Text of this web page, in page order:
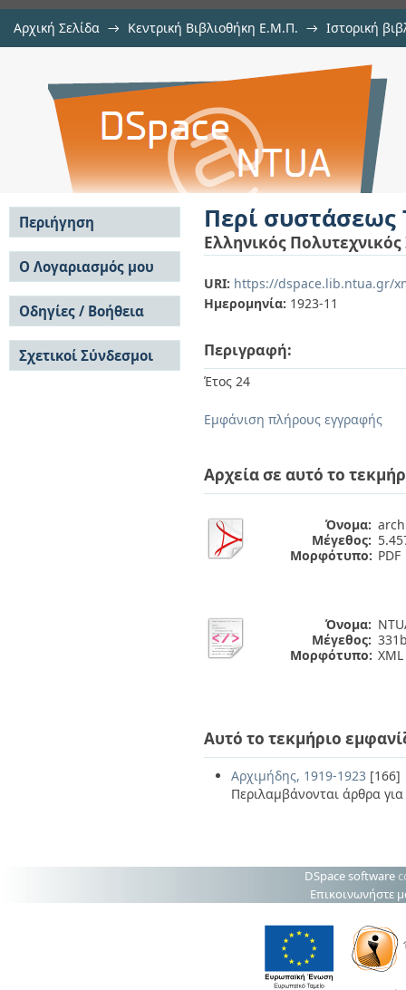
Αρχική Σελίδα → Κεντρική Βιβλιοθήκη Ε.Μ.Π. → Ιστορική
Περί συστάσεως Τεχνικού
Περί συστάσεως
Ελληνικός
URI: https://dspace.lib.ntua.gr/
Ημερομηνία: 1923-11
Περιγραφή:
Έτος 24
Εμφάνιση πλήρους εγγραφής
Αρχεία σε αυτό το
Όνομα:
Μέγεθος:
Μορφότυπο: PDF
Όνομα:
Μέγεθος:
Μορφότυπο: XML
Αυτό το τεκμήριο
Αρχιμήδης, 1919-1923 [166]
Περιλαμβάνονται άρθρα
Περιήγηση
Σε όλο το DSpace
Κοινότητες & Συλλογές
Ανά Ημερομηνία
Έκδοσης
Συγγραφείς
Τίτλοι
Θέματα
Ο Λογαριασμός μου
Σύνδεση
Εγγραφή
Οδηγίες / Βοήθεια
Οδηγίες Υποβολής
Οδηγίες Χρήσης ΙΑ
Συχνές Ερωτήσεις
Σχετικοί Σύνδεσμοι
DSpace software
Επικοινωνήστε